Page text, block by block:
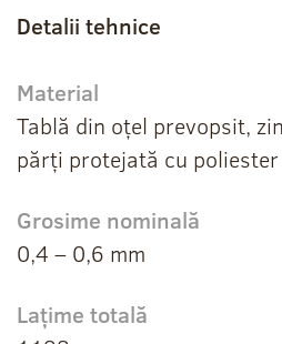
Detalii tehnice
Material
Tablă din oțel prevopsit,
părți protejată cu poliester
Grosime nominală
0,4 – 0,6 mm
Lațime totală